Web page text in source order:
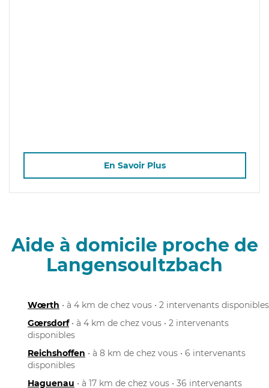
En Savoir Plus
Aide à domicile proche de
Langensoultzbach
Wœrth • à 4 km de chez vous • 2 intervenants disponibles
Gœrsdorf• à 4 km de chez vous • 2 intervenants
disponibles
Reichshoffen • à 8 km de chez vous • 6 intervenants
disponibles
Haguenau • à 17 km de chez vous • 36 intervenants